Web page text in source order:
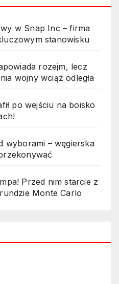
Rosję mogą
5.
ropy pod
to oznacza
w Snap Inc – firma
stanowisku
rozejm, lecz
wojny wciąż odległa
po wejściu na boisko
wyborami – węgierska
Przed nim starcie z
Monte Carlo